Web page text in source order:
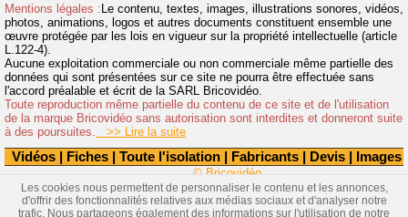
Vidéos | Fiches | Toute l'isolation | Fabricants | Devis | Images
Mentions légales : Le contenu, textes, images, illustrations sonores, vidéos,
photos, animations, logos et autres documents constituent ensemble une
œuvre protégée par les lois en vigueur sur la propriété intellectuelle (article
L.122-4).
Aucune exploitation commerciale ou non commerciale même partielle des
données qui sont présentées sur ce site ne pourra être effectuée sans
l'accord préalable et écrit de la SARL Bricovidéo.
Toute reproduction même partielle du contenu de ce site et de l'utilisation
de la marque Bricovidéo sans autorisation sont interdites et donneront suite
à des poursuites.
>> Lire la suite
© Bricovidéo
Les cookies nous permettent de personnaliser le contenu et les annonces,
d'offrir des fonctionnalités relatives aux médias sociaux et d'analyser notre
trafic. Nous partageons également des informations sur l'utilisation de notre